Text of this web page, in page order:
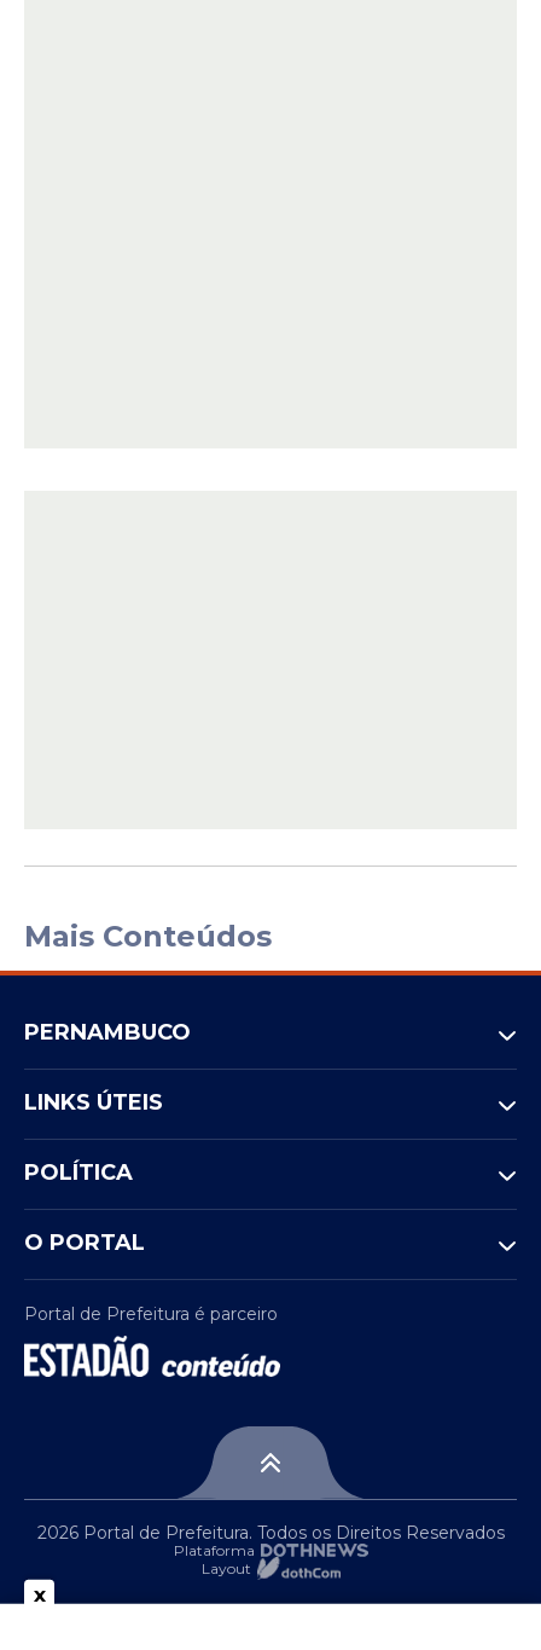
Mais Conteúdos
PERNAMBUCO
LINKS ÚTEIS
POLÍTICA
O PORTAL
Portal de Prefeitura é parceiro
2026 Portal de Prefeitura. Todos os Direitos Reservados
Plataforma
Layout
x